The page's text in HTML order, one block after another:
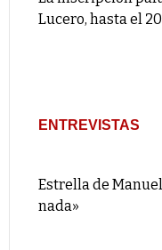
Lucero, hasta el
ENTREVISTAS
Estrella de
nada»